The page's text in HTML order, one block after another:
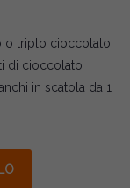
o triplo cioccolato
di cioccolato
in scatola da 1